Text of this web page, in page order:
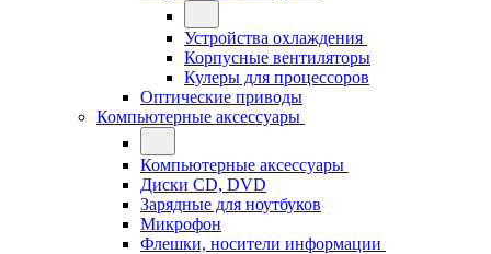
Устройства охлаждения
Корпусные вентиляторы
Кулеры для процессоров
Оптические приводы
Компьютерные аксессуары
Компьютерные аксессуары
Диски CD, DVD
Зарядные для ноутбуков
Микрофон
Флешки, носители информации